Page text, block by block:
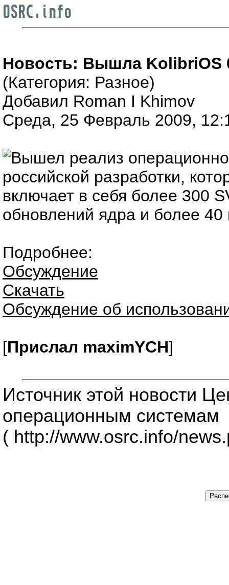
Новость: Вышла KolibriOS
(Категория: Разное)
Добавил Roman I Khimov
Среда, 25 Февраль 2009,
Вышел реализ
российской разработки,
включает в себя более 300
обновлений ядра и более
Подробнее:
Обсуждение
Скачать
Обсуждение об
[Прислал maximYCH]
Источник этой новости
операционным системам
( http://www.osrc.info/